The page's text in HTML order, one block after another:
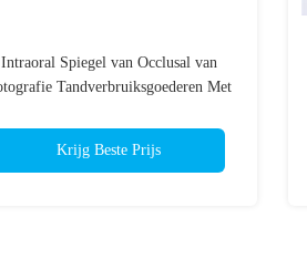
Intraoral Spiegel van Occlusal van
Tandverbruiksgoederen Met
Krijg Beste Prijs